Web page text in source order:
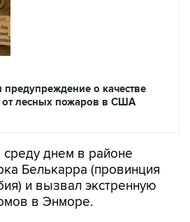
о качестве
от лесных пожаров в США
днем в районе
Белькарра (провинция
и вызвал экстренную
в Энморе.